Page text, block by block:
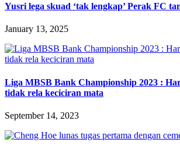
Yusri lega skuad ‘tak lengkap’ Perak FC
January 13, 2025
Liga MBSB Bank Championship 2023 :
tidak rela keciciran mata
September 14, 2023